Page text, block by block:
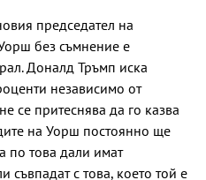
председател на
без съмнение е
Доналд Тръмп иска
независимо от
се притеснява да го казва
на Уорш постоянно ще
по това дали имат
съвпадат с това, което той е